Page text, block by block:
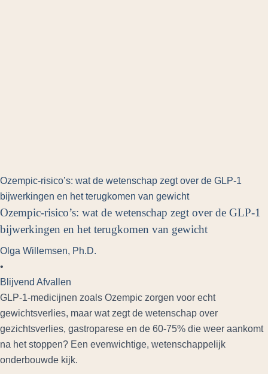
Ozempic-risico’s: wat de wetenschap zegt over de GLP-1
bijwerkingen en het terugkomen van gewicht
Ozempic-risico’s: wat de wetenschap zegt over de GLP-1
bijwerkingen en het terugkomen van gewicht
Olga Willemsen, Ph.D.
•
Blijvend Afvallen
GLP-1-medicijnen zoals Ozempic zorgen voor echt
gewichtsverlies, maar wat zegt de wetenschap over
gezichtsverlies, gastroparese en de 60-75% die weer aankomt
na het stoppen? Een evenwichtige, wetenschappelijk
onderbouwde kijk.